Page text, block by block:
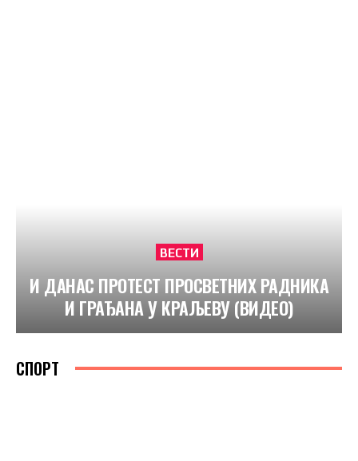
ВЕСТИ
И ДАНАС ПРОТЕСТ ПРОСВЕТНИХ РАДНИКА
И ГРАЂАНА У КРАЉЕВУ (ВИДЕО)
СПОРТ